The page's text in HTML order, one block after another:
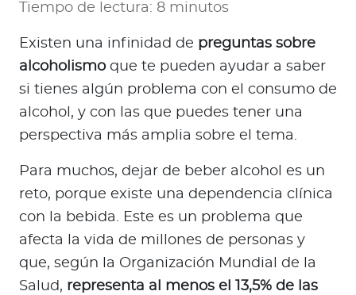
Tiempo de lectura: 8 minutos
Existen una infinidad de preguntas sobre
alcoholismoque te pueden ayudar a saber
si tienes algún problema con el consumo de
alcohol, y con las que puedes tener una
perspectiva más amplia sobre el tema.
Para muchos, dejar de beber alcohol es un
reto, porque existe una dependencia clínica
con la bebida. Este es un problema que
afecta la vida de millones de personas y
que, según la Organización Mundial de la
Salud, representa al menos el 13,5% de las